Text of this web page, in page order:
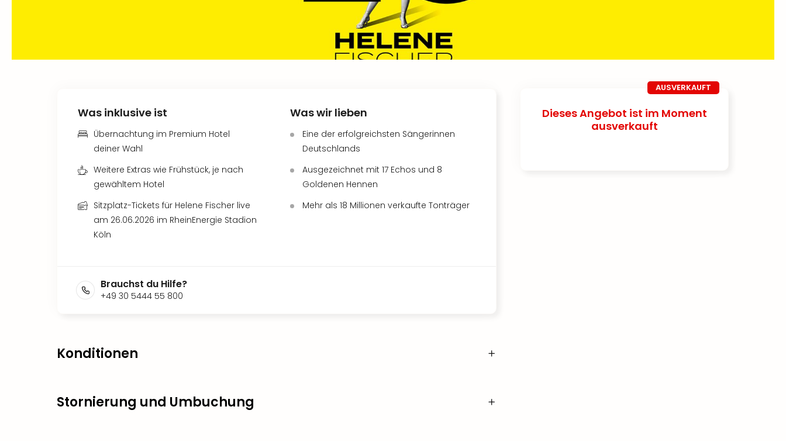
AUSVERKAUFT
Dieses Angebot ist im Moment
ausverkauft
Was inklusive ist
Übernachtung im Premium Hotel
deiner Wahl
Weitere Extras wie Frühstück, je nach
gewähltem Hotel
Sitzplatz-Tickets für Helene Fischer live
am 26.06.2026 im RheinEnergie Stadion
Köln
Was wir lieben
Eine der erfolgreichsten Sängerinnen
Deutschlands
Ausgezeichnet mit 17 Echos und 8
Goldenen Hennen
Mehr als 18 Millionen verkaufte Tonträger
Brauchst du Hilfe?
+49 30 5444 55 800
Konditionen
Stornierung und Umbuchung